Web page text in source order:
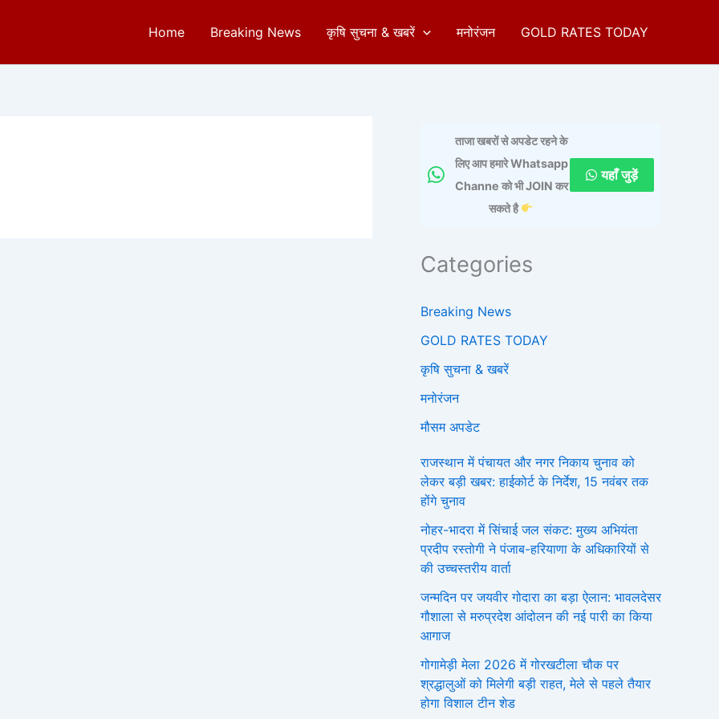
Home Breaking News कृषि सुचना & खबरें मनोरंजन GOLD RATES TODAY
ताजा खबरों से अपडेट रहने के
लिए आप हमारे Whatsapp
Channe को भी JOIN कर
सकते है
यहाँ जुड़ें
Categories
Breaking News
GOLD RATES TODAY
कृषि सुचना & खबरें
मनोरंजन
मौसम अपडेट
राजस्थान में पंचायत और नगर निकाय चुनाव को
लेकर बड़ी खबर: हाईकोर्ट के निर्देश, 15 नवंबर तक
होंगे चुनाव
नोहर-भादरा में सिंचाई जल संकट: मुख्य अभियंता
प्रदीप रस्तोगी ने पंजाब-हरियाणा के अधिकारियों से
की उच्चस्तरीय वार्ता
जन्मदिन पर जयवीर गोदारा का बड़ा ऐलान: भावलदेसर
गौशाला से मरुप्रदेश आंदोलन की नई पारी का किया
आगाज
गोगामेड़ी मेला 2026 में गोरखटीला चौक पर
श्रद्धालुओं को मिलेगी बड़ी राहत, मेले से पहले तैयार
होगा विशाल टीन शेड